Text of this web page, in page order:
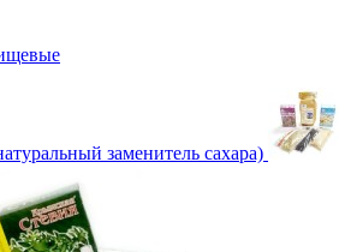
заменитель сахара)